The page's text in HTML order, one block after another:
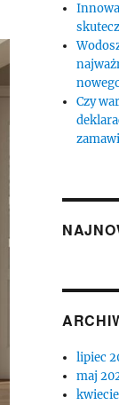
Czy
lipiec
maj